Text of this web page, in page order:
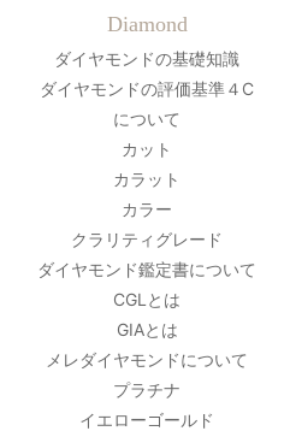
Diamond
ダイヤモンドの基礎知識
ダイヤモンドの評価基準４C
について
カット
カラット
カラー
クラリティグレード
ダイヤモンド鑑定書について
CGLとは
GIAとは
メレダイヤモンドについて
プラチナ
イエローゴールド